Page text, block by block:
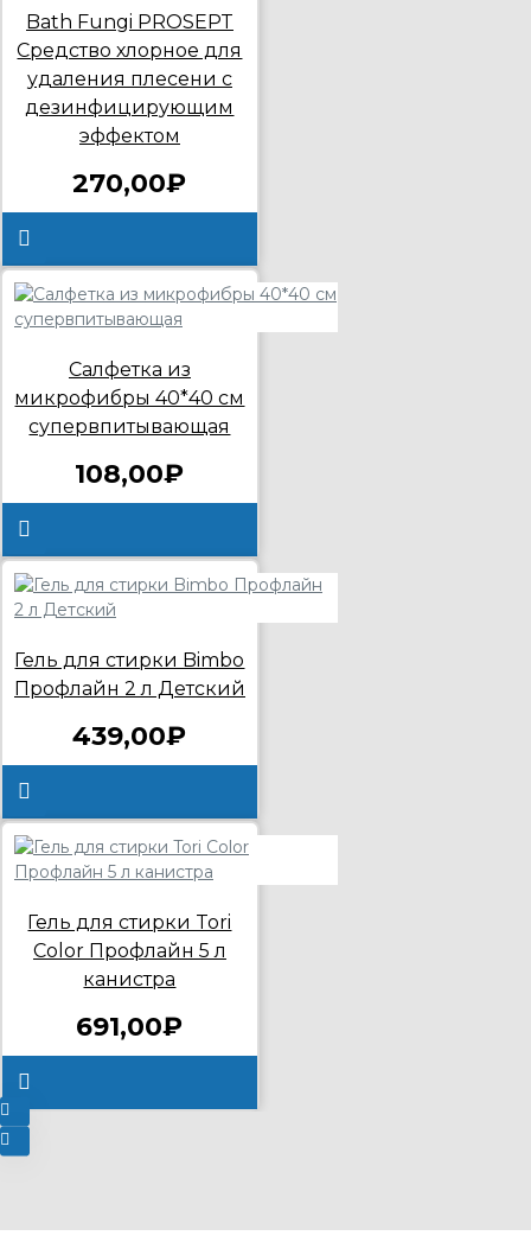
Bath Fungi PROSEPT
Средство хлорное для
удаления плесени с
дезинфицирующим
эффектом
270,00₽
Салфетка из
микрофибры 40*40 см
супервпитывающая
108,00₽
Гель для стирки Bimbo
Профлайн 2 л Детский
439,00₽
Гель для стирки Tori
Color Профлайн 5 л
канистра
691,00₽